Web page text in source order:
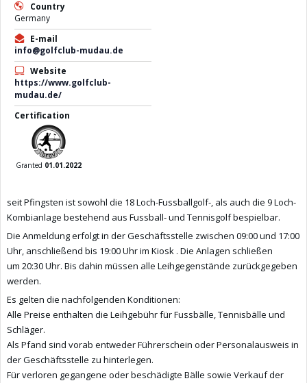
Country
Germany
E-mail
info@golfclub-mudau.de
Website
https://www.golfclub-
mudau.de/
Certification
Granted 01.01.2022
seit Pfingsten ist sowohl die 18 Loch-Fussballgolf-, als auch die 9 Loch-
Kombianlage bestehend aus Fussball- und Tennisgolf bespielbar.
Die Anmeldung erfolgt in der Geschäftsstelle zwischen 09:00 und 17:00
Uhr, anschließend bis 19:00 Uhr im Kiosk . Die Anlagen schließen
um 20:30 Uhr. Bis dahin müssen alle Leihgegenstände zurückgegeben
werden.
Es gelten die nachfolgenden Konditionen:
Alle Preise enthalten die Leihgebühr für Fussbälle, Tennisbälle und
Schläger.
Als Pfand sind vorab entweder Führerschein oder Personalausweis in
der Geschäftsstelle zu hinterlegen.
Für verloren gegangene oder beschädigte Bälle sowie Verkauf der